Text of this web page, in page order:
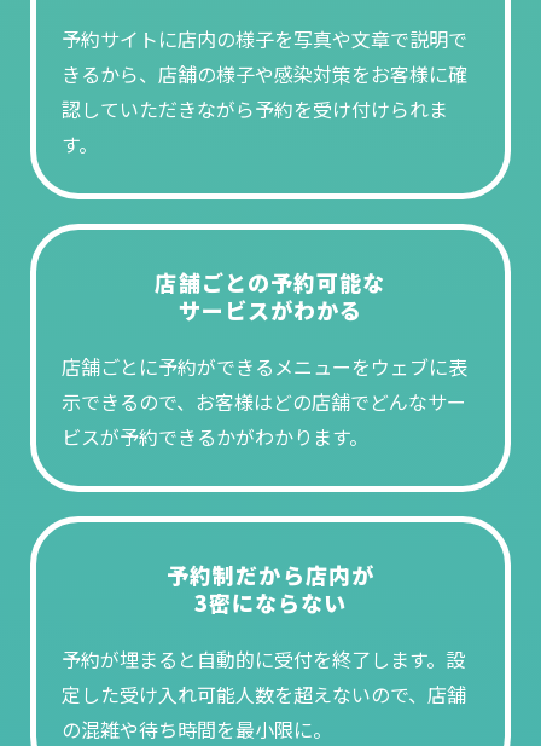
予約サイトに店内の様子を写真や文章で説明で
きるから、店舗の様子や感染対策をお客様に確
認していただきながら予約を受け付けられま
す。
店舗ごとの予約可能な
サービスがわかる
店舗ごとに予約ができるメニューをウェブに表
示できるので、お客様はどの店舗でどんなサー
ビスが予約できるかがわかります。
予約制だから店内が
3密にならない
予約が埋まると自動的に受付を終了します。設
定した受け入れ可能人数を超えないので、店舗
の混雑や待ち時間を最小限に。